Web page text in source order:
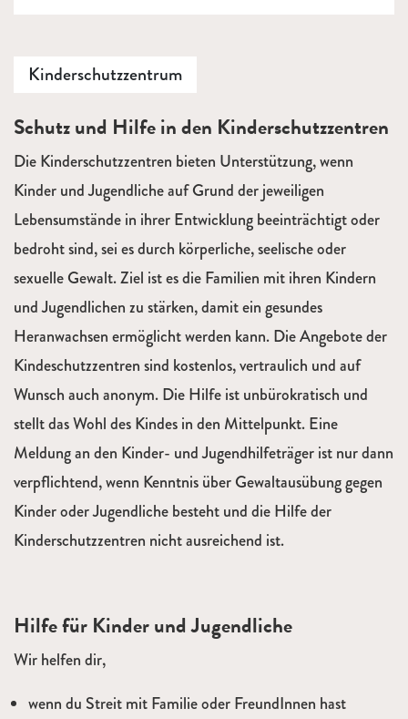
Kinderschutzzentrum
Beschreibung
Schutz und Hilfe in den Kinderschutzzentren
Die Kinderschutzzentren bieten Unterstützung, wenn
Kinder und Jugendliche auf Grund der jeweiligen
Lebensumstände in ihrer Entwicklung beeinträchtigt oder
bedroht sind, sei es durch körperliche, seelische oder
sexuelle Gewalt. Ziel ist es die Familien mit ihren Kindern
und Jugendlichen zu stärken, damit ein gesundes
Heranwachsen ermöglicht werden kann. Die Angebote der
Kindeschutzzentren sind kostenlos, vertraulich und auf
Wunsch auch anonym. Die Hilfe ist unbürokratisch und
stellt das Wohl des Kindes in den Mittelpunkt. Eine
Meldung an den Kinder- und Jugendhilfeträger ist nur dann
verpflichtend, wenn Kenntnis über Gewaltausübung gegen
Kinder oder Jugendliche besteht und die Hilfe der
Kinderschutzzentren nicht ausreichend ist.
Hilfe für Kinder und Jugendliche
Wir helfen dir,
wenn du Streit mit Familie oder FreundInnen hast